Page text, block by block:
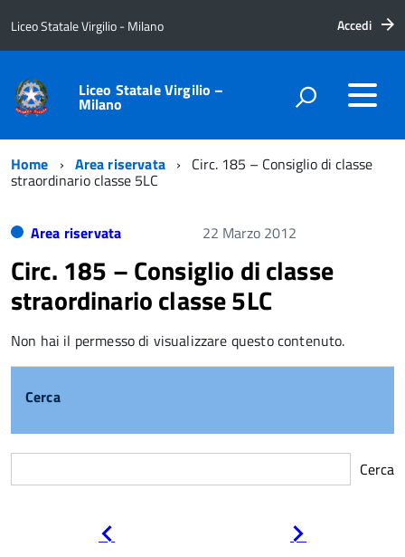
Liceo Statale Virgilio - Milano Accedi
Liceo Statale Virgilio –
Milano
Home Area riservata Circ. 185 – Consiglio di classe
straordinario classe 5LC
Area riservata 22 Marzo 2012
Circ. 185 – Consiglio di classe
straordinario classe 5LC
Non hai il permesso di visualizzare questo contenuto.
Cerca
Cerca